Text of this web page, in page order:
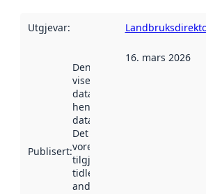
Utgjevar:
Publisert:
Denne datoen
viser når
datasettet vart
henta inn av
data.norge.no.
Det kan ha
vore
tilgjengeleg
tidlegare
andre stader.
16. mars 2026